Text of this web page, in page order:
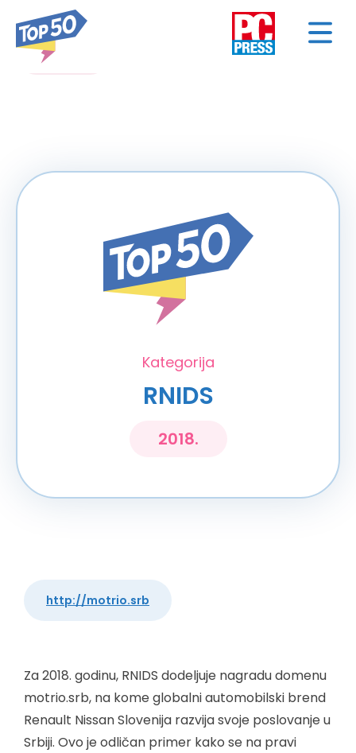
< NAZAD
Kategorija
RNIDS
2018.
http://motrio.srb
Za 2018. godinu, RNIDS dodeljuje nagradu domenu
motrio.srb, na kome globalni automobilski brend
Renault Nissan Slovenija razvija svoje poslovanje u
Srbiji. Ovo je odličan primer kako se na pravi